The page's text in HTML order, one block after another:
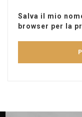
Salva il mio
browser per la